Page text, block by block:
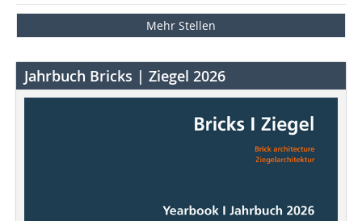
Mehr Stellen
Jahrbuch Bricks | Ziegel 2026